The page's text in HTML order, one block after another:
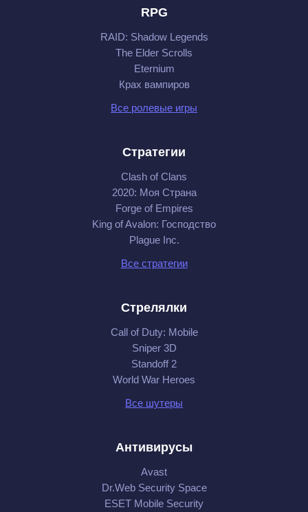
RPG
RAID: Shadow Legends
The Elder Scrolls
Eternium
Крах вампиров
Все ролевые игры
Стратегии
Clash of Clans
2020: Моя Cтрана
Forge of Empires
King of Avalon: Господство
Plague Inc.
Все стратегии
Стрелялки
Call of Duty: Mobile
Sniper 3D
Standoff 2
World War Heroes
Все шутеры
Антивирусы
Avast
Dr.Web Security Space
ESET Mobile Security